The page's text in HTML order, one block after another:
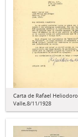
Carta de Rafael Heliodoro
Valle,8/11/1928